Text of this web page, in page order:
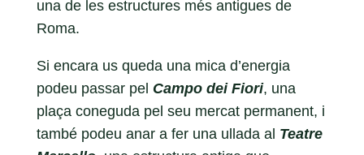
una de les estructures més antigues de
Roma.
Si encara us queda una mica d’energia
podeu passar pel Campo dei Fiori, una
plaça coneguda pel seu mercat permanent, i
també podeu anar a fer una ullada al Teatre